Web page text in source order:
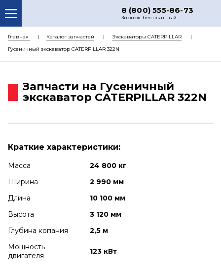
8 (800) 555-86-73
Звонок бесплатный
О НАС
КАТАЛОГ ЗАПЧАСТЕЙ
ДОСТАВКА
Главная Каталог запчастей
Экскаваторы CATERPILLAR
Гусеничный экскаватор CATERPILLAR 322N
Запчасти на Гусеничный
экскаватор CATERPILLAR 322N
Краткие характеристики:
Масса
24 800 кг
Ширина
2 990 мм
Длина
10 100 мм
Высота
3 120 мм
Глубина копания
2,5 м
Мощность
двигателя
123 кВт